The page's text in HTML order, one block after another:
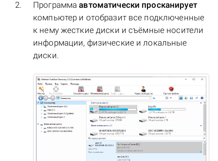
Программаавтоматически просканирует
компьютер и отобразит все подключенные
к нему жесткие диски и съёмные носители
информации, физические и локальные
диски.